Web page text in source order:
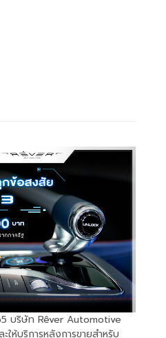
บริษัท Rêver Automotive
ให้บริการหลังการขายสำหรับ